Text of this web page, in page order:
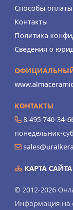
Способы оплаты
Контакты
Политика
Сведения о
ОФИЦИАЛЬНЫЙ
КОНТАКТЫ
8 495 740-34-
понедельник-
КАРТА САЙТА
© 2012-2026
Информация на